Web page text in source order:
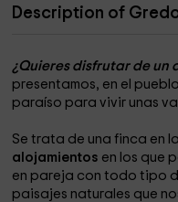
Description of
¿Quieres disfrutar de un
presentamos, en el
paraíso para vivir unas
Se trata de una finca en
alojamientos en los que
en pareja con todo tipo
paisajes naturales que